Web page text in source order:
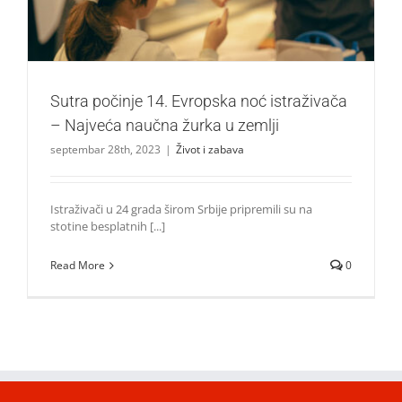
Sutra počinje 14. Evropska noć istraživača
– Najveća naučna žurka u zemlji
septembar 28th, 2023 | Život i zabava
Istraživači u 24 grada širom Srbije pripremili su na
stotine besplatnih [...]
Read More 0